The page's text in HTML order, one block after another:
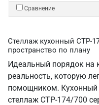
Сравнение
Стеллаж кухонный СТР-
пространство по плану
Идеальный порядок на
реальность, которую
помощником. Кухонный
стеллаж СТР-174/700